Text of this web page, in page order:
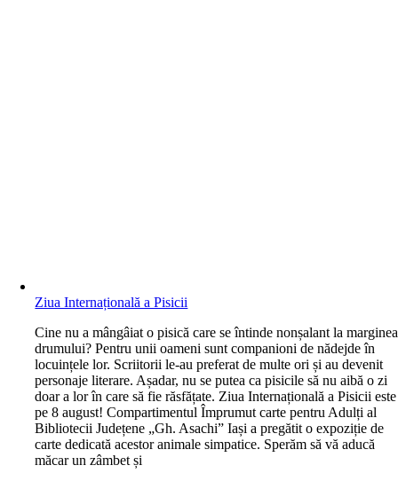
Ziua Internațională a Pisicii
Cine nu a mângâiat o pisică care se întinde nonșalant la marginea
drumului? Pentru unii oameni sunt companioni de nădejde în
locuințele lor. Scriitorii le-au preferat de multe ori și au devenit
personaje literare. Așadar, nu se putea ca pisicile să nu aibă o zi
doar a lor în care să fie răsfățate. Ziua Internațională a Pisicii este
pe 8 august! Compartimentul Împrumut carte pentru Adulți al
Bibliotecii Județene „Gh. Asachi” Iași a pregătit o expoziție de
carte dedicată acestor animale simpatice. Sperăm să vă aducă
măcar un zâmbet și